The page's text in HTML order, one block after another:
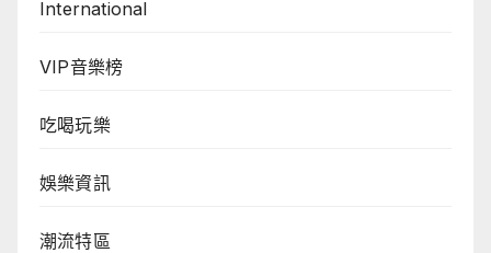
International
VIP音樂榜
吃喝玩樂
娛樂資訊
潮流特區